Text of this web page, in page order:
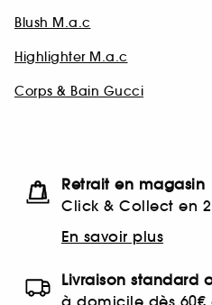
Blush M.a.c
Highlighter M.a.c
Corps & Bain Gucci
Retrait en magasin
Click & Collect en
En savoir plus
Livraison standard